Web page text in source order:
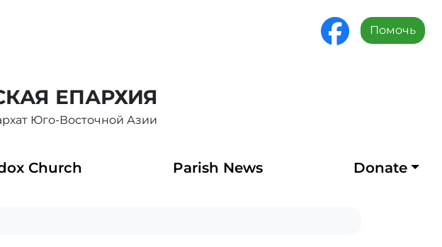
ЕПАРХИЯ
Юго-Восточной Азии
Помочь
Church Parish News Donate